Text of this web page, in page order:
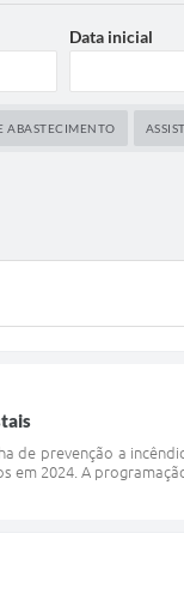
Data inicial
ABASTECIMENTO
de prevenção a
2024. A programação